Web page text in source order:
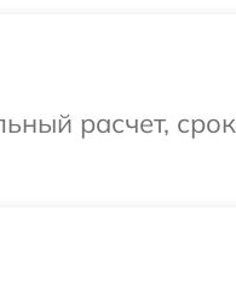
расчет,